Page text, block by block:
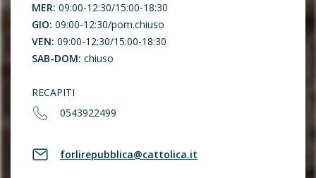
MER: 09:00-12:30/15:00-18:30
GIO: 09:00-12:30/pom.chiuso
VEN: 09:00-12:30/15:00-18:30
SAB-DOM: chiuso
RECAPITI
0543922499
forlirepubblica@cattolica.it